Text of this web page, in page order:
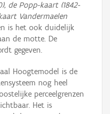
de Popp-kaart (1842-
Vandermaelen
is het ook duidelijk
de motte. De
gegeven.
Hoogtemodel is de
nog heel
perceelgrenzen
Het is